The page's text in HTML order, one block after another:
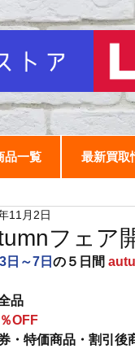
品一覧 最新買取
フェア
11月2日
日～7日 の５日間
品
OFF
券・特価商品・割引後